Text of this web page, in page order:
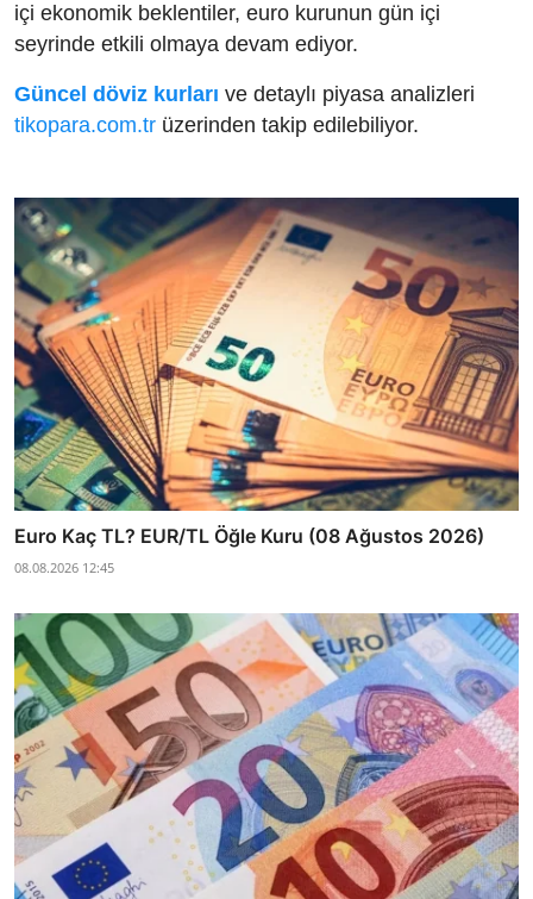
içi ekonomik beklentiler, euro kurunun gün içi
seyrinde etkili olmaya devam ediyor.
Güncel döviz kurları ve detaylı piyasa analizleri
tikopara.com.tr üzerinden takip edilebiliyor.
Euro Kaç TL? EUR/TL Öğle Kuru (08 Ağustos 2026)
08.08.2026 12:45